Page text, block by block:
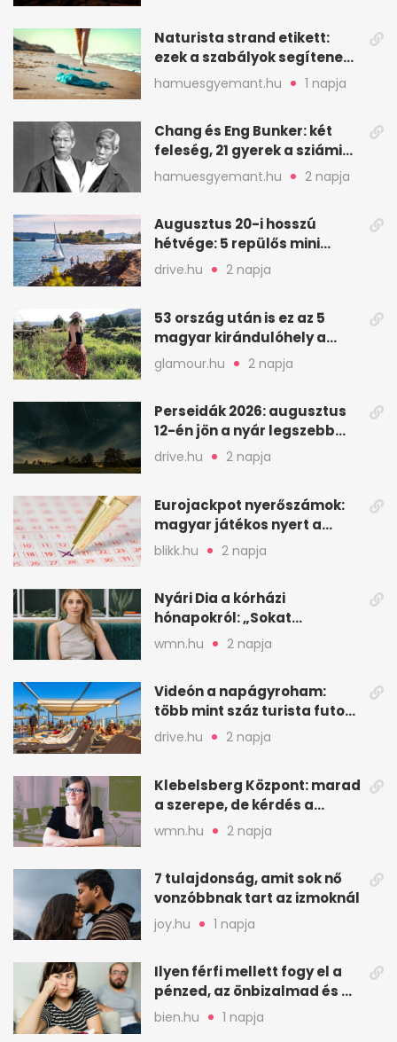
Naturista strand etikett:
ezek a szabályok segítenek
komfortosan lenni
hamuesgyemant.hu 1 napja
Chang és Eng Bunker: két
feleség, 21 gyerek a sziámi
ikrek életében
hamuesgyemant.hu 2 napja
Augusztus 20-i hosszú
hétvége: 5 repülős mini
nyaralás 0 szabadsággal
drive.hu 2 napja
53 ország után is ez az 5
magyar kirándulóhely a
kedvencem
glamour.hu 2 napja
Perseidák 2026: augusztus
12-én jön a nyár legszebb
csillaghullása
drive.hu 2 napja
Eurojackpot nyerőszámok:
magyar játékos nyert a
2026. augusztus 4-i húzáson
blikk.hu 2 napja
Nyári Dia a kórházi
hónapokról: „Sokat
veszekedtem Istennel”
wmn.hu 2 napja
Videón a napágyroham:
több mint száz turista futott
a helyekért Tenerifén
drive.hu 2 napja
Klebelsberg Központ: marad
a szerepe, de kérdés a
hitelessége
wmn.hu 2 napja
7 tulajdonság, amit sok nő
vonzóbbnak tart az izmoknál
joy.hu 1 napja
Ilyen férfi mellett fogy el a
pénzed, az önbizalmad és a
nyugalmad
bien.hu 1 napja